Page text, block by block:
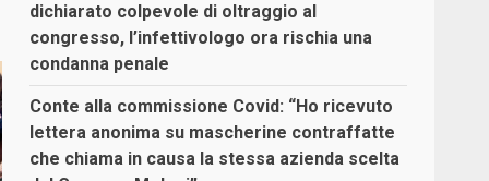
dichiarato colpevole di oltraggio al
congresso, l’infettivologo ora rischia una
condanna penale
Conte alla commissione Covid: “Ho ricevuto
lettera anonima su mascherine contraffatte
che chiama in causa la stessa azienda scelta